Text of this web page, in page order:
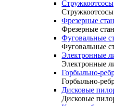
Стружкоотсосы
Стружкоотсосы
Фрезерные
Фрезерные
Фуговальные
Фуговальные
Электронные
Электронные
Горбыльно-
Горбыльно-
Дисковые
Дисковые